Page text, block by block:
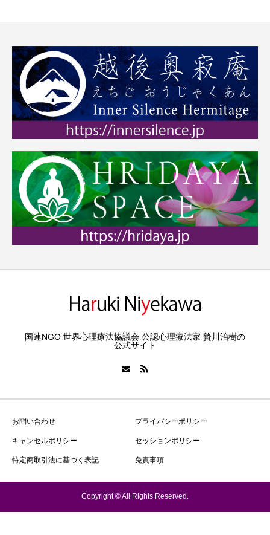
国連NGO 世界心理療法協議会 公認心理療法家 贄川治樹の
公式サイト
お問い合わせ プライバシーポリシー
キャンセルポリシー セッションポリシー
特定商取引法に基づく表記 免責事項
Copyright © All Rights Reserved.